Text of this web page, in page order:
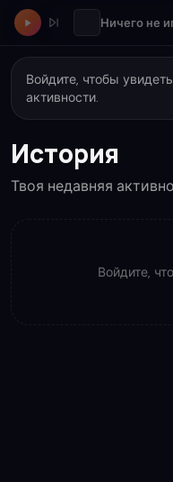
Войдите, чтобы
активности.
История
Твоя недавняя
Войдите,